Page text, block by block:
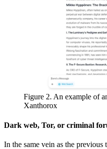
Figure 2. An example of
Xanthorox
Dark web, Tor, or criminal
In the same vein as the previous